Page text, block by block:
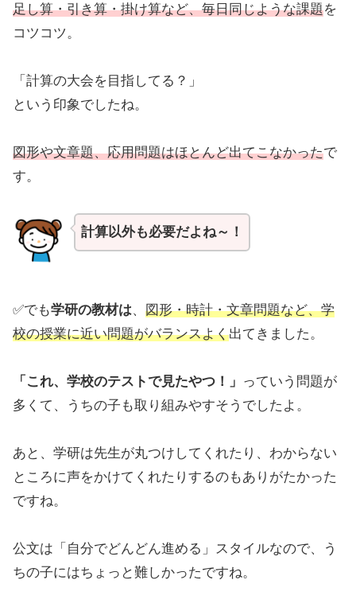
足し算・引き算・掛け算など、毎日同じような課題を
コツコツ。
「計算の大会を目指してる？」
という印象でしたね。
図形や文章題、応用問題はほとんど出てこなかったで
す。
計算以外も必要だよね～！
✅でも学研の教材は、 図形・時計・文章問題など、学
校の授業に近い問題がバランスよく出てきました。
「これ、学校のテストで見たやつ！」 っていう問題が
多くて、うちの子も取り組みやすそうでしたよ。
あと、学研は先生が丸つけしてくれたり、わからない
ところに声をかけてくれたりするのもありがたかった
ですね。
公文は「自分でどんどん進める」スタイルなので、う
ちの子にはちょっと難しかったですね。